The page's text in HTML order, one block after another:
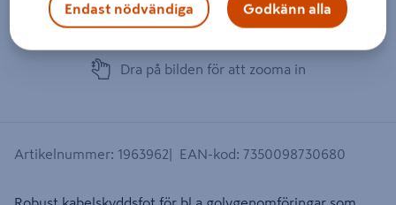
Dra på bilden för att zooma in
Artikelnummer: 1963962 EAN-kod: 7350098730680
Endast nödvändiga Godkänn alla